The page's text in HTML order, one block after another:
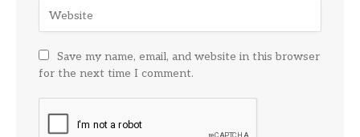
Save my name, email, and website in this browser
for the next time I comment.